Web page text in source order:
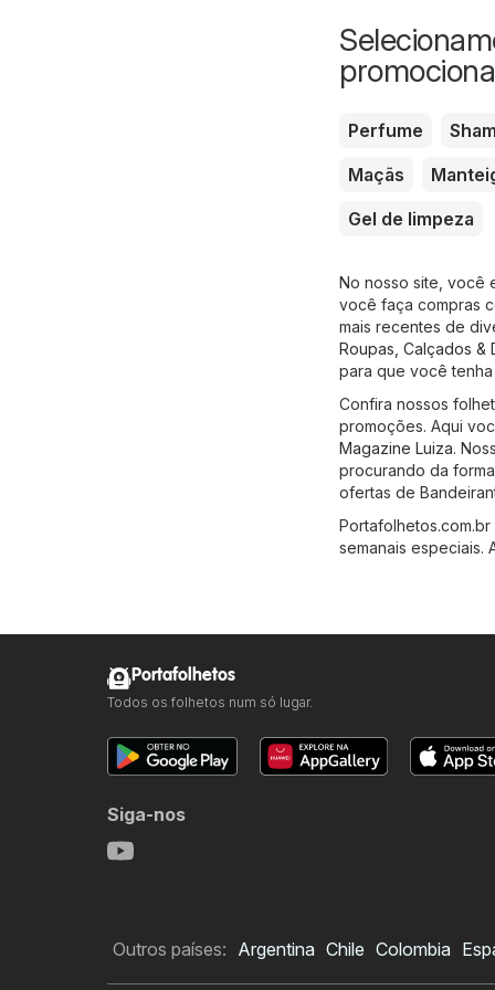
Perfume
Maçãs
Gel de limpeza
No nosso site, você
você faça compras
mais recentes de
Roupas, Calçados &
para que você tenha
Confira nossos
promoções. Aqui
Magazine Luiza.
procurando da
ofertas de
semanais especiais.
Portafolhetos
Todos os folhetos num só lugar.
Siga-nos
Outros países: Argentina Chile Colombia